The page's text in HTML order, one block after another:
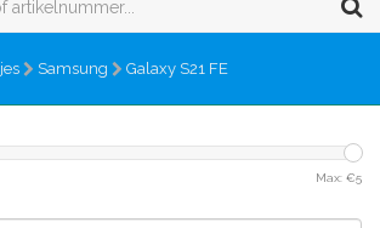
Samsung Galaxy S21 FE
Max: €5